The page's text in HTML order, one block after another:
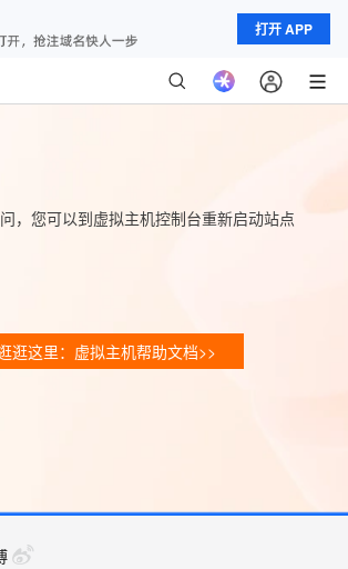
打开 APP
，您可以到虚拟主机控制台重新启动站点
逛这里：虚拟主机帮助文档>>